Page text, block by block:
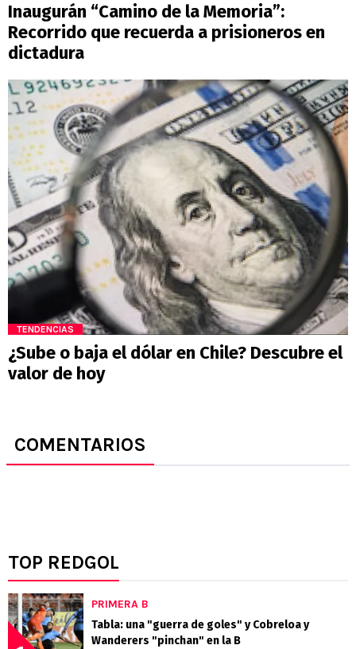
Inaugurán “Camino de la Memoria”:
Recorrido que recuerda a prisioneros en
dictadura
TENDENCIAS
¿Sube o baja el dólar en Chile? Descubre el
valor de hoy
COMENTARIOS
TOP REDGOL
PRIMERA B
Tabla: una "guerra de goles" y Cobreloa y
Wanderers "pinchan" en la B